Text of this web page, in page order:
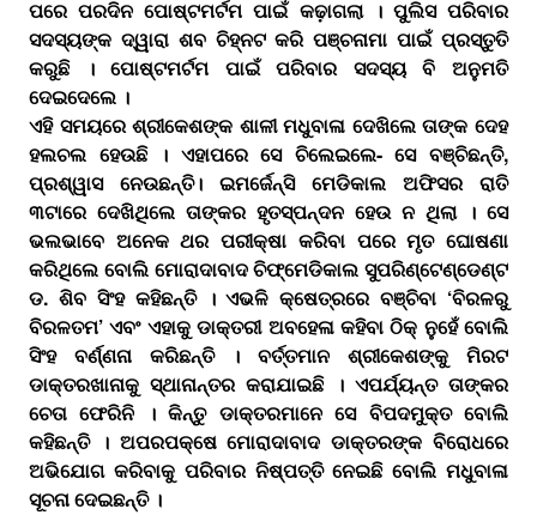
ପରେ ପରଦିନ ପୋଷ୍ଟମର୍ଟମ ପାଇଁ କଢ଼ାଗଲା । ପୁଲିସ ପରିବାର
ସଦସ୍ୟଙ୍କ ଦ୍ୱାରା ଶବ ଚିହ୍ନଟ କରି ପଞ୍ଚନାମା ପାଇଁ ପ୍ରସ୍ତୁତି
କରୁଛି । ପୋଷ୍ଟମର୍ଟମ ପାଇଁ ପରିବାର ସଦସ୍ୟ ବି ଅନୁମତି
ଦେଇଦେଲେ ।
ଏହି ସମୟରେ ଶ୍ରୀକେଶଙ୍କ ଶାଳୀ ମଧୁବାଳା ଦେଖିଲେ ତାଙ୍କ ଦେହ
ହଲଚଲ ହେଉଛି । ଏହାପରେ ସେ ଚିଲେଇଲେ- ସେ ବଞ୍ଚିଛନ୍ତି,
ପ୍ରଶ୍ୱାସ ନେଉଛନ୍ତି। ଇମର୍ଜେନ୍ସି ମେଡିକାଲ ଅଫିସର ରାତି
୩ଟାରେ ଦେଖିଥିଲେ ତାଙ୍କର ହୃତସ୍ପନ୍ଦନ ହେଉ ନ ଥିଲା । ସେ
ଭଲଭାବେ ଅନେକ ଥର ପରୀକ୍ଷା କରିବା ପରେ ମୃତ ଘୋଷଣା
କରିଥିଲେ ବୋଲି ମୋରାଦାବାଦ ଚିଫ୍ମେଡିକାଲ ସୁପରିଣ୍ଟେଣ୍ଡେଣ୍ଟ
ଡ. ଶିବ ସିଂହ କହିଛନ୍ତି । ଏଭଳି କ୍ଷେତ୍ରରେ ବଞ୍ଚିବା ‘ବିରଳରୁ
ବିରଳତମ’ ଏବଂ ଏହାକୁ ଡାକ୍ତରୀ ଅବହେଳା କହିବା ଠିକ୍ ନୁହେଁ ବୋଲି
ସିଂହ ବର୍ଣ୍ଣନା କରିଛନ୍ତି । ବର୍ତ୍ତମାନ ଶ୍ରୀକେଶଙ୍କୁ ମିରଟ
ଡାକ୍ତରଖାନାକୁ ସ୍ଥାନାନ୍ତର କରାଯାଇଛି । ଏପର୍ଯ୍ୟନ୍ତ ତାଙ୍କର
ଚେତା ଫେରିନି । କିନ୍ତୁ ଡାକ୍ତରମାନେ ସେ ବିପଦମୁକ୍ତ ବୋଲି
କହିଛନ୍ତି । ଅପରପକ୍ଷେ ମୋରାଦାବାଦ ଡାକ୍ତରଙ୍କ ବିରୋଧରେ
ଅଭିଯୋଗ କରିବାକୁ ପରିବାର ନିଷ୍ପତ୍ତି ନେଇଛି ବୋଲି ମଧୁବାଳା
ସୂଚନା ଦେଇଛନ୍ତି ।